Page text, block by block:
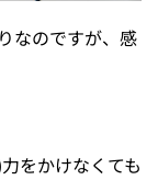
なのですが、感
をかけなくても